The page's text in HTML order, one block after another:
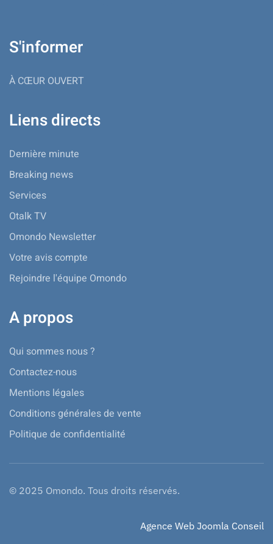
S'informer
À CŒUR OUVERT
Liens directs
Dernière minute
Breaking news
Services
Otalk TV
Omondo Newsletter
Votre avis compte
Rejoindre l'équipe Omondo
A propos
Qui sommes nous ?
Contactez-nous
Mentions légales
Conditions générales de vente
Politique de confidentialité
© 2025 Omondo. Tous droits réservés.
Agence Web Joomla Conseil